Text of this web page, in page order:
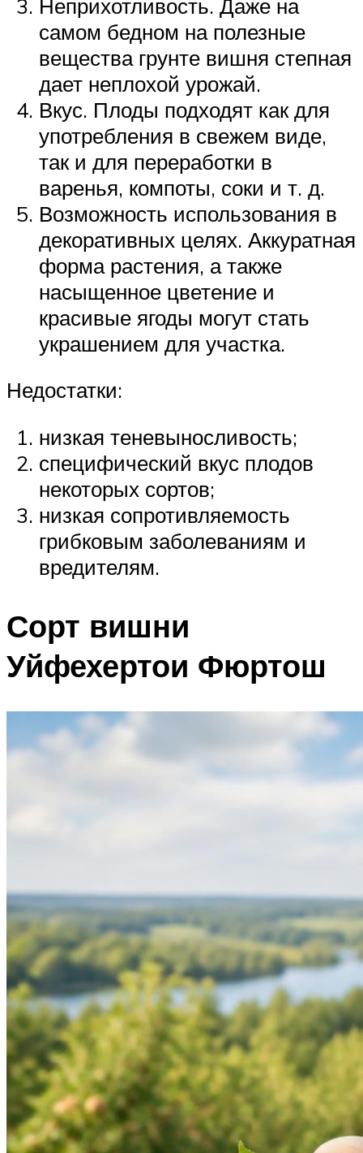
Неприхотливость. Даже на
самом бедном на полезные
вещества грунте вишня степная
дает неплохой урожай.
Вкус. Плоды подходят как для
употребления в свежем виде,
так и для переработки в
варенья, компоты, соки и т. д.
Возможность использования в
декоративных целях. Аккуратная
форма растения, а также
насыщенное цветение и
красивые ягоды могут стать
украшением для участка.
Недостатки:
низкая теневыносливость;
специфический вкус плодов
некоторых сортов;
низкая сопротивляемость
грибковым заболеваниям и
вредителям.
Сорт вишни
Уйфехертои Фюртош